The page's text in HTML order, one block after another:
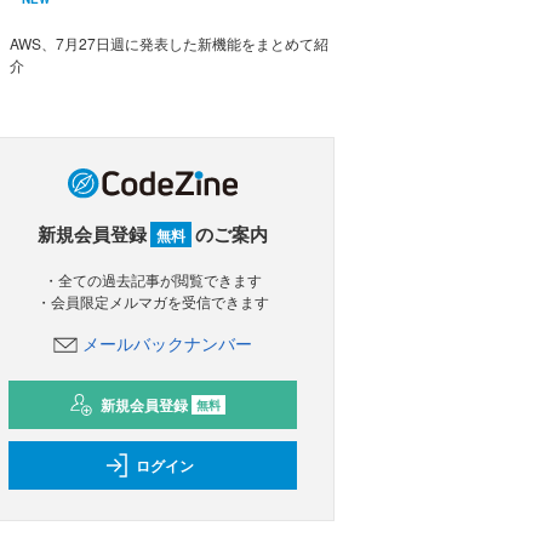
AWS、7月27日週に発表した新機能をまとめて紹
介
新規会員登録 無料 のご案内
・全ての過去記事が閲覧できます
・会員限定メルマガを受信できます
メールバックナンバー
新規会員登録 無料
ログイン